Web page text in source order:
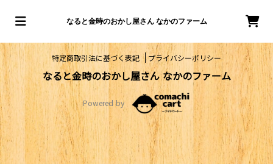
なると金時のおかし屋さん なかのファーム
特定商取引法に基づく表記 プライバシーポリシー
なると金時のおかし屋さん なかのファーム
Powered by